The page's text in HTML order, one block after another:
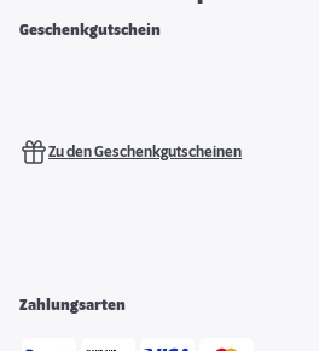
Geschenkgutschein
Zu den Geschenkgutscheinen
Zahlungsarten